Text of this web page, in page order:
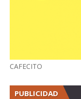
CAFECITO
PUBLICIDAD